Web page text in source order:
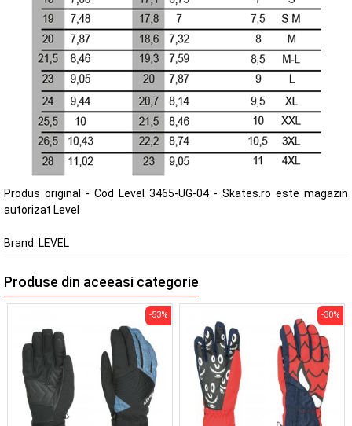
Produs original - Cod Level 3465-UG-04 - Skates.ro este magazin
autorizat Level
Brand: LEVEL
Produse din aceeasi categorie
-53% -30%